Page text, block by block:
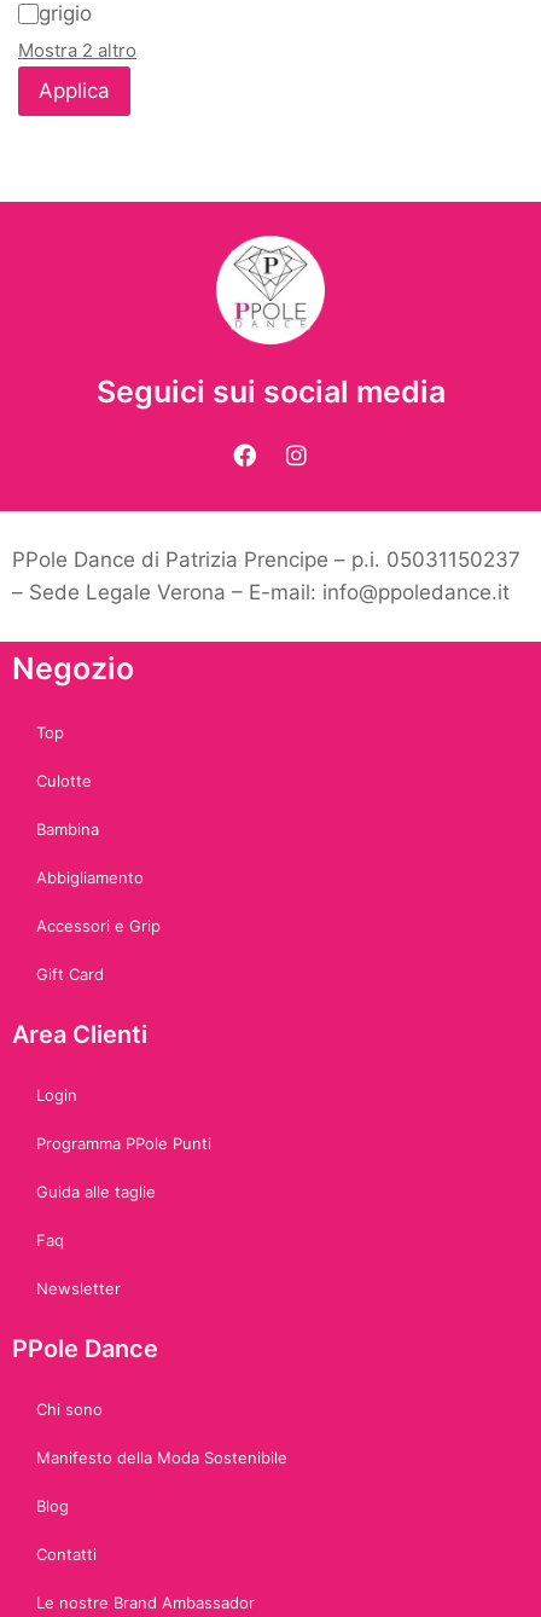
grigio
Mostra 2 altro
Applica
Seguici sui social media
PPole Dance di Patrizia Prencipe – p.i. 05031150237
– Sede Legale Verona – E-mail: info@ppoledance.it
Negozio
Top
Culotte
Bambina
Abbigliamento
Accessori e Grip
Gift Card
Area Clienti
Login
Programma PPole Punti
Guida alle taglie
Faq
Newsletter
PPole Dance
Chi sono
Manifesto della Moda Sostenibile
Blog
Contatti
Le nostre Brand Ambassador